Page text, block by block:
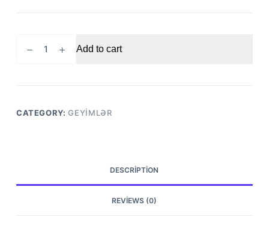
yazı
T-
Add to cart
CATEGORY:GEYIMLƏR
DESCRIPTION
REVIEWS (0)